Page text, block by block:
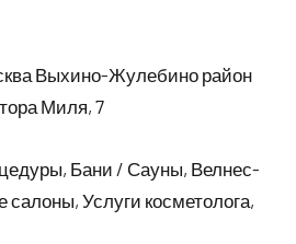
Выхино-Жулебино район
Миля, 7
Бани / Сауны, Велнес-
Услуги косметолога,